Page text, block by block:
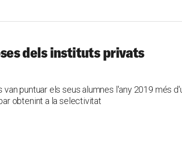
dels instituts privats
puntuar els seus alumnes l'any 2019 més
obtenint a la selectivitat